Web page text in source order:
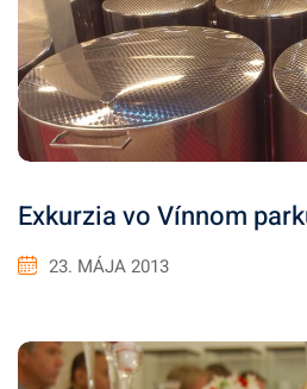
Exkurzia vo Vínnom
23. MÁJA 2013